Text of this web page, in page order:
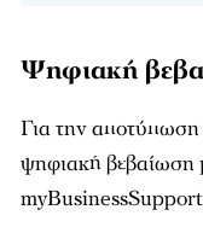
Ψηφιακή
Για την αποτύπωση
ψηφιακή βεβαίωση